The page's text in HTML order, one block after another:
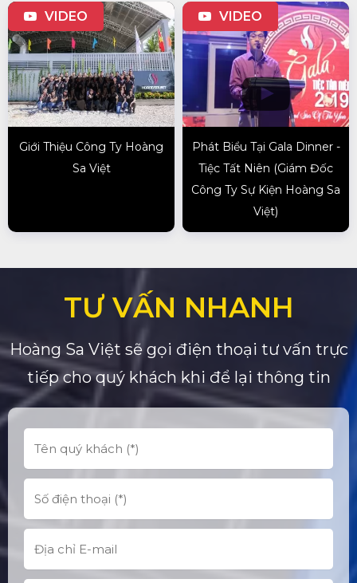
VIDEO
Giới Thiệu Công Ty Hoàng
Sa Việt
VIDEO
Phát Biểu Tại Gala Dinner -
Tiệc Tất Niên (Giám Đốc
Công Ty Sự Kiện Hoàng Sa
Việt)
TƯ VẤN NHANH
Hoàng Sa Việt sẽ gọi điện thoại tư vấn trực
tiếp cho quý khách khi để lại thông tin